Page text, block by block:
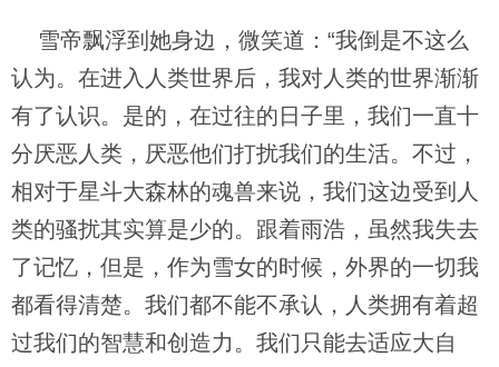
雪帝飘浮到她身边，微笑道：“我倒是不这么
认为。在进入人类世界后，我对人类的世界渐渐
有了认识。是的，在过往的日子里，我们一直十
分厌恶人类，厌恶他们打扰我们的生活。不过，
相对于星斗大森林的魂兽来说，我们这边受到人
类的骚扰其实算是少的。跟着雨浩，虽然我失去
了记忆，但是，作为雪女的时候，外界的一切我
都看得清楚。我们都不能不承认，人类拥有着超
过我们的智慧和创造力。我们只能去适应大自